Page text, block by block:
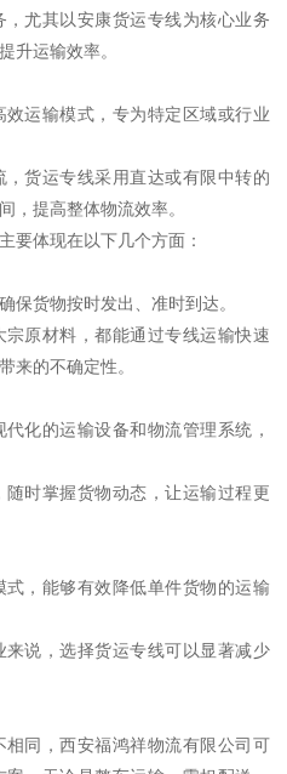
尤其以安康货运专线为核心业务
升运输效率。
运输模式，专为特定区域或行业
货运专线采用直达或有限中转的
，提高整体物流效率。
要体现在以下几个方面：
保货物按时发出、准时到达。
原材料，都能通过专线运输快速
来的不确定性。
化的运输设备和物流管理系统，
时掌握货物动态，让运输过程更
，能够有效降低单件货物的运输
说，选择货运专线可以显著减少
同，西安福鸿祥物流有限公司可